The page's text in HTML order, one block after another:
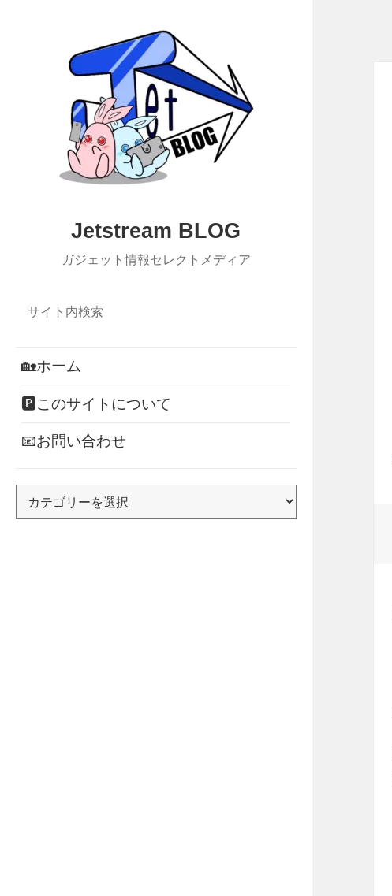
Jetstream BLOG
ガジェット情報セレクトメディア
🏡ホーム
🅿このサイトについて
📧お問い合わせ